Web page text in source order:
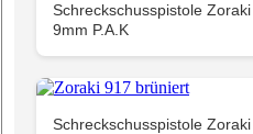
Schreckschusspistole
9mm P.A.K
Schreckschusspistole